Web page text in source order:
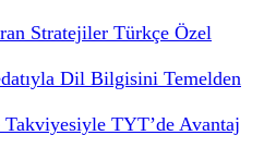
Stratejiler Türkçe Özel
Dil Bilgisini Temelden
TYT’de Avantaj